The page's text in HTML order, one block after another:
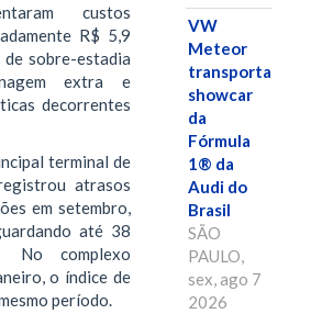
custos
R$ 5,9
sobre-estadia
extra e
decorrentes
terminal de
atrasos
em setembro,
até 38
No complexo
o índice de
período.
VW
Meteor
transporta
showcar
da
Fórmula
1® da
Audi do
Brasil
SÃO
PAULO,
sex, ago 7
2026